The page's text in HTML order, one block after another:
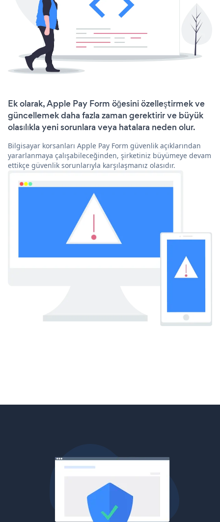
Ek olarak, Apple Pay Form öğesini özelleştirmek ve
güncellemek daha fazla zaman gerektirir ve büyük
olasılıkla yeni sorunlara veya hatalara neden olur.
Bilgisayar korsanları Apple Pay Form güvenlik açıklarından
yararlanmaya çalışabileceğinden, şirketiniz büyümeye devam
ettikçe güvenlik sorunlarıyla karşılaşmanız olasıdır.